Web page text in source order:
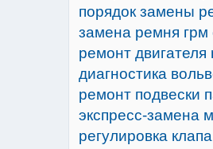
порядок замены
замена ремня
ремонт
диагностика
ремонт подвески
экспресс-замена
регулировка